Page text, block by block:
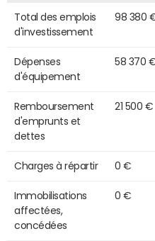
Total des emplois
d'investissement
98 380
Dépenses
d'équipement
58 370
Remboursement
d'emprunts et
dettes
21 500 €
Charges à répartir 0 €
Immobilisations
affectées,
concédées
0 €